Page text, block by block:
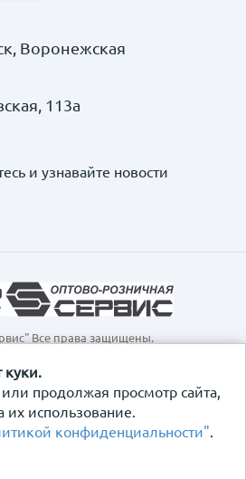
куки.
продолжая просмотр сайта,
их использование.
конфиденциальности".
Воронежская
113а
и узнавайте новости
Все права защищены.
вся информация о товарах и
на нём, носит
характер и ни при
публичной офертой,
Статьи 437